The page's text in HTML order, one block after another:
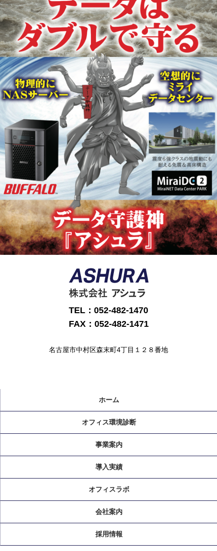
TEL：052-482-1470
FAX：052-482-1471
名古屋市中村区森末町4丁目１２８番地
ホーム
オフィス環境診断
事業案内
導入実績
オフィスラボ
会社案内
採用情報